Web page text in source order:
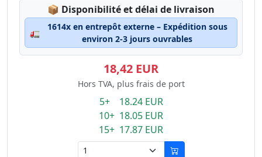
📦 Lagerstatus:
Disponibilité et délai de livraison
🚛
1614x en entrepôt externe – Expédition sous
environ 2-3 jours ouvrables
18,42 EUR
Hors TVA, plus frais de port
5+ 18.24 EUR
10+ 18.05 EUR
15+ 17.87 EUR